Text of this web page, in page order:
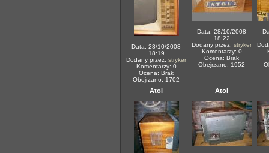
Data: 28/10/2008
18:19
Dodany przez: stryker
Komentarzy: 0
Ocena: Brak
Obejrzano: 1702
Data: 28/10/2008
18:22
Dodany przez: stryker
Komentarzy: 0
Ocena: Brak
Obejrzano: 1952
Atol Atol